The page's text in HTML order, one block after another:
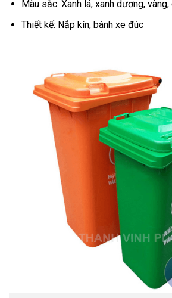
Màu sắc: Xanh lá, xanh dương,
Thiết kế: Nắp kín, bánh xe đúc